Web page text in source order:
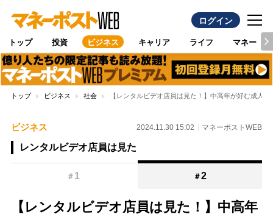
ログイン
トップ 投資 ビジネス キャリア ライフ マネー
トップ ビジネス 社会 【レンタルビデオ店員は見た！】中高年が好む成人
ビジネス 2024.11.30 15:02 マネーポストWEB
レンタルビデオ店員は見た
＃ 1 ＃2
【レンタルビデオ店員は見た！】中高年